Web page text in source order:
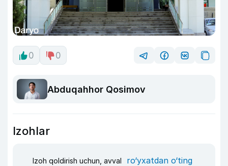
0 0
Abduqahhor Qosimov
Izohlar
Izoh qoldirish uchun, avval ro‘yxatdan o‘ting